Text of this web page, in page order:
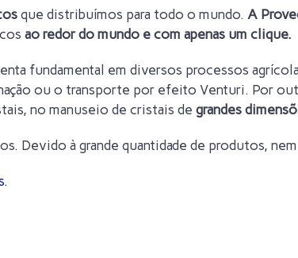
que distribuímos para todo o mundo. A
ao redor do mundo e com apenas um clique.
fundamental em diversos processos
ou o transporte por efeito Venturi. Por
no manuseio de cristais de grandes
Devido à grande quantidade de produtos, nem